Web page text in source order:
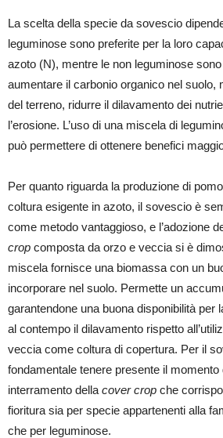
La scelta della specie da sovescio
leguminose sono preferite per la loro
azoto (N), mentre le non leguminose
aumentare il carbonio organico nel suolo,
del terreno, ridurre il dilavamento dei
l’erosione. L’uso di una miscela di
può permettere di ottenere benefici
Per quanto riguarda la produzione di
coltura esigente in azoto, il sovescio è
come metodo vantaggioso, e l’adozione
crop composta da orzo e veccia si è
miscela fornisce una biomassa con un
incorporare nel suolo. Permette un
garantendone una buona disponibilità per
al contempo il dilavamento rispetto
veccia come coltura di copertura. Per il
fondamentale tenere presente il
interramento della cover crop che
fioritura sia per specie appartenenti alla
che per leguminose.